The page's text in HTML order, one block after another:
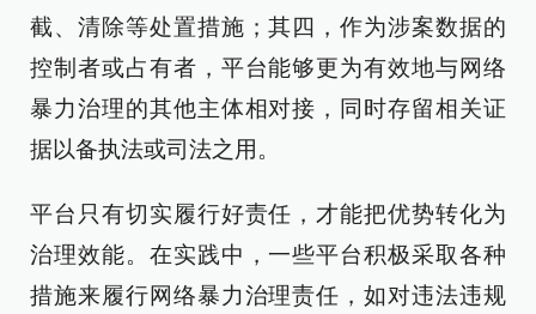
截、清除等处置措施；其四，作为涉案数据的
控制者或占有者，平台能够更为有效地与网络
暴力治理的其他主体相对接，同时存留相关证
据以备执法或司法之用。
平台只有切实履行好责任，才能把优势转化为
治理效能。在实践中，一些平台积极采取各种
措施来履行网络暴力治理责任，如对违法违规